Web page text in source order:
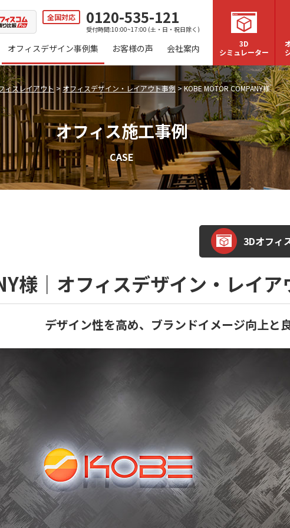
全国対応 0120-535-121
受付時間:10:00~17:00 (土・日・祝日除く)
オフィスデザイン事例集 お客様の声 会社案内
3D
シミュレーター
ィスレイアウト > オフィスデザイン・レイアウト事例 >KOBE MOTOR COMPANY様
オフィス施工事例
CASE
3Dオフィ
様｜オフィスデザイン・レイ
デザイン性を高め、ブランドイメージ向上と